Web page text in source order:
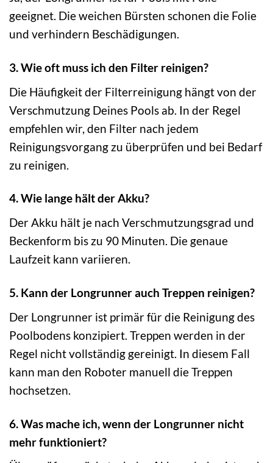
geeignet. Die weichen Bürsten schonen die Folie
und verhindern Beschädigungen.
3. Wie oft muss ich den Filter reinigen?
Die Häufigkeit der Filterreinigung hängt von der
Verschmutzung Deines Pools ab. In der Regel
empfehlen wir, den Filter nach jedem
Reinigungsvorgang zu überprüfen und bei Bedarf
zu reinigen.
4. Wie lange hält der Akku?
Der Akku hält je nach Verschmutzungsgrad und
Beckenform bis zu 90 Minuten. Die genaue
Laufzeit kann variieren.
5. Kann der Longrunner auch Treppen reinigen?
Der Longrunner ist primär für die Reinigung des
Poolbodens konzipiert. Treppen werden in der
Regel nicht vollständig gereinigt. In diesem Fall
kann man den Roboter manuell die Treppen
hochsetzen.
6. Was mache ich, wenn der Longrunner nicht
mehr funktioniert?